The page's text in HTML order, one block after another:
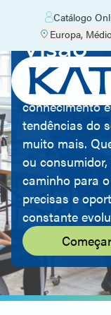
Catálogo
Europa,
Visão
Amplie o seu
equipamento
conhecimento
tendências do
muito mais.
ou
caminho para
precisas e
constante